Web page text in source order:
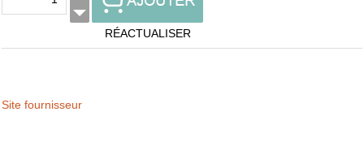
RÉACTUALISER
Site fournisseur